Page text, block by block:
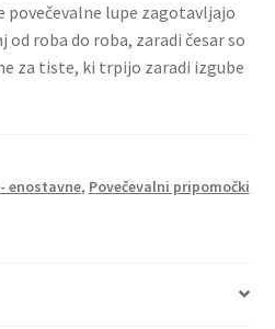
povečevalne lupe zagotavljajo
od roba do roba, zaradi česar so
za tiste, ki trpijo zaradi izgube
enostavne, Povečevalni pripomočki